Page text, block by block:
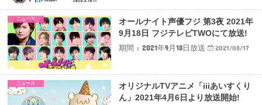
ニュース
オールナイト声優フジ 第3夜 2021年
9月18日 フジテレビTWOにて放送!
期間 : 2021年9月18日放送
2021/08/17
ニュース
オリジナルTVアニメ「iiiあいすくり
ん」2021年4月6日より放送開始!